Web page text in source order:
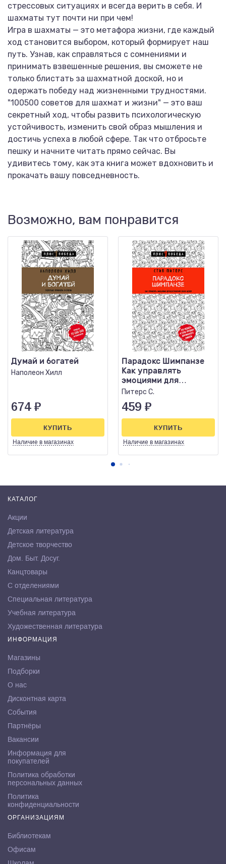
стрессовых ситуациях и всегда верить в себя. И
шахматы тут почти ни при чем!
Игра в шахматы — это метафора жизни, где каждый
ход становится выбором, который формирует наш
путь. Узнав, как справляться с сомнениями и
принимать взвешенные решения, вы сможете не
только блистать за шахматной доской, но и
одержать победу над жизненными трудностями.
"100500 советов для шахмат и жизни" — это ваш
секретный ход, чтобы развить психологическую
устойчивость, изменить свой образ мышления и
достичь успеха в любой сфере. Так что отбросьте
пешку и начните читать прямо сейчас. Вы
удивитесь тому, как эта книга может вдохновить и
прокачать вашу повседневность.
Возможно, вам понравится
Думай и богатей
Наполеон Хилл
674 ₽
Наличие в магазинах
КУПИТЬ
Парадокс Шимпанзе
Как управлять
эмоциями для
достижения своих
Питерс С.
459 ₽
Наличие в магазинах
КУПИТЬ
КАТАЛОГ
Акции
Детская литература
Детское творчество
Дом. Быт. Досуг.
Канцтовары
С отделениями
Специальная литература
Учебная литература
Художественная литература
ИНФОРМАЦИЯ
Магазины
Подборки
О нас
Дисконтная карта
События
Партнёры
Вакансии
Информация для
покупателей
Политика обработки
персональных данных
Политика
конфиденциальности
ОРГАНИЗАЦИЯМ
Библиотекам
Офисам